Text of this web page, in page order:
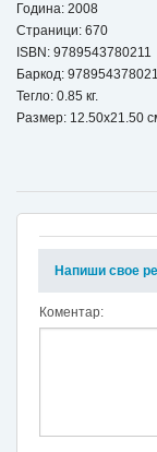
Година: 2008
Страници: 670
ISBN: 9789543780211
Баркод:
Тегло: 0.85 кг.
Размер: 12.50x21.50
Напиши свое
Коментар: